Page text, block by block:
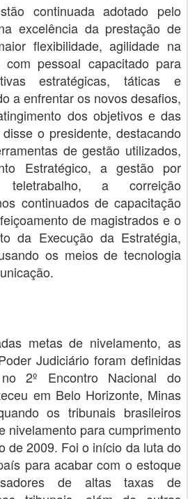
continuada adotado pelo
excelência da prestação de
flexibilidade, agilidade na
pessoal capacitado para
estratégicas, táticas e
a enfrentar os novos desafios,
dos objetivos e das
o presidente, destacando
de gestão utilizados,
Estratégico, a gestão por
a correição
continuados de capacitação
de magistrados e o
da Execução da Estratégia,
os meios de tecnologia
metas de nivelamento, as
Judiciário foram definidas
2º Encontro Nacional do
em Belo Horizonte, Minas
os tribunais brasileiros
nivelamento para cumprimento
de 2009. Foi o início da luta do
para acabar com o estoque
de altas taxas de